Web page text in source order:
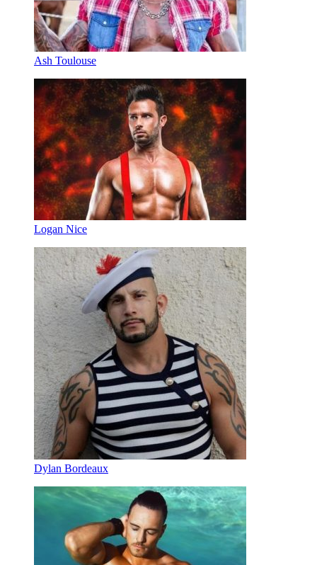
Ash Toulouse
Logan Nice
Dylan Bordeaux